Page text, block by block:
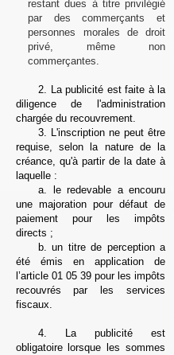
restant dues à titre privilégié
par des commerçants et
personnes morales de droit
privé, même non
commerçantes.
2. La publicité est faite à la
diligence de l'administration
chargée du recouvrement.
3. L'inscription ne peut être
requise, selon la nature de la
créance, qu'à partir de la date à
laquelle :
a.
le redevable a encouru
une majoration pour défaut de
paiement pour les impôts
directs ;
b. un titre de perception a
été émis en application de
l’article 01 05 39 pour les impôts
recouvrés par les services
fiscaux.
4. La publicité est
obligatoire lorsque les sommes